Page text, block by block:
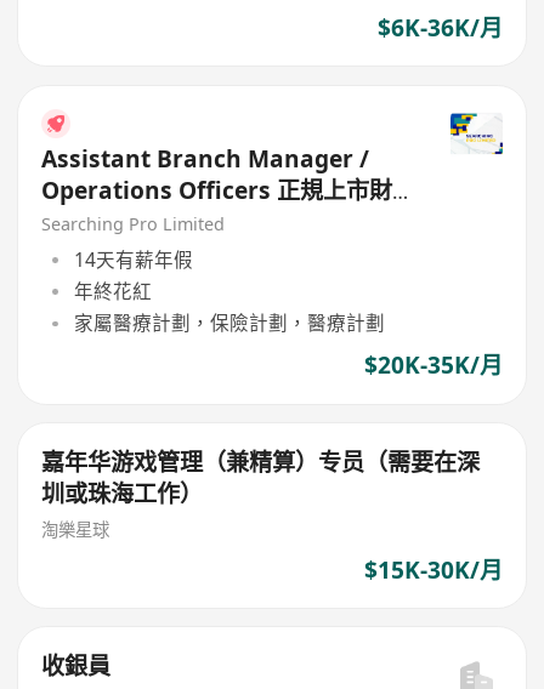
$6K-36K/月
Assistant Branch Manager /
Operations Officers 正規上市財
務公司
Searching Pro Limited
14天有薪年假
年終花紅
家屬醫療計劃，保險計劃，醫療計劃
$20K-35K/月
嘉年华游戏管理（兼精算）专员（需要在深
圳或珠海工作）
淘樂星球
$15K-30K/月
收銀員